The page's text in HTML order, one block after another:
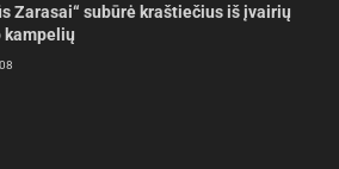
Zarasai“ subūrė kraštiečius iš įvairių
kampelių